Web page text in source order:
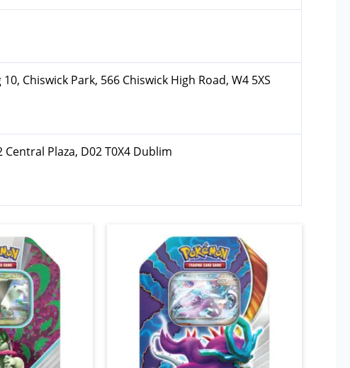
Chiswick Park, 566 Chiswick High Road, W4 5XS
Plaza, D02 T0X4 Dublim